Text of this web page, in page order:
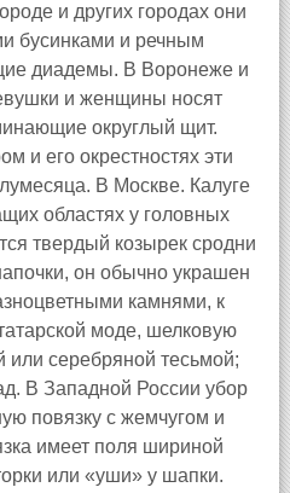
и других городах они
бусинками и речным
диадемы. В Воронеже и
и женщины носят
округлый щит.
и его окрестностях эти
В Москве. Калуге
областях у головных
твердый козырек сродни
он обычно украшен
камнями, к
моде, шелковую
или серебряной тесьмой;
В Западной России убор
повязку с жемчугом и
имеет поля шириной
или «уши» у шапки.